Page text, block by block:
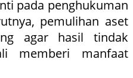
pada penghukuman
pemulihan aset
agar hasil tindak
memberi manfaat